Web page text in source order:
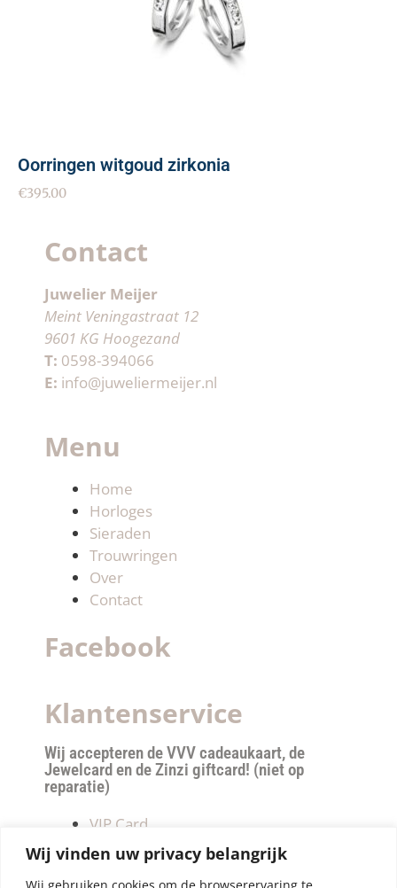
Wij vinden uw privacy belangrijk
Wij gebruiken cookies om de browserervaring te
Oorringen witgoud zirkonia
€395.00
Contact
Juwelier Meijer
Meint Veningastraat 12
9601 KG Hoogezand
T: 0598-394066
E: info@juweliermeijer.nl
Menu
Home
Horloges
Sieraden
Trouwringen
Over
Contact
Facebook
Klantenservice
Wij accepteren de VVV cadeaukaart, de
Jewelcard en de Zinzi giftcard! (niet op
reparatie)
VIP Card
Retourneren
Betalen & verzendkosten